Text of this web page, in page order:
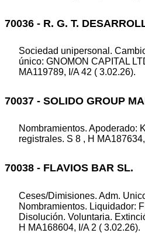
70036 - R. G. T.
Sociedad unipersonal.
único: GNOMON CAPITAL
MA119789, I/A 42 ( 3.02.26).
70037 - SOLIDO GROUP
Nombramientos. Apoderado:
registrales. S 8 , H
70038 - FLAVIOS BAR SL.
Ceses/Dimisiones. Adm.
Nombramientos. Liquidador:
Disolución. Voluntaria.
H MA168604, I/A 2 ( 3.02.26).